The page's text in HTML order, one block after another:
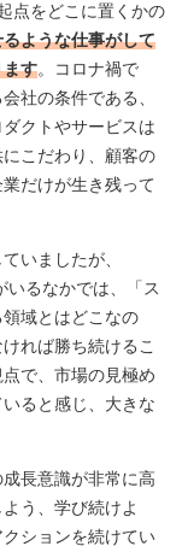
点をどこに置くかの
ような仕事がして
ます。コロナ禍で
社の条件である、
クトやサービスは
こだわり、顧客の
だけが生き残って
いましたが、
いるなかでは、「ス
域とはどこなの
れば勝ち続けるこ
で、市場の見極め
ると感じ、大きな
長意識が非常に高
う、学び続けよ
ションを続けてい